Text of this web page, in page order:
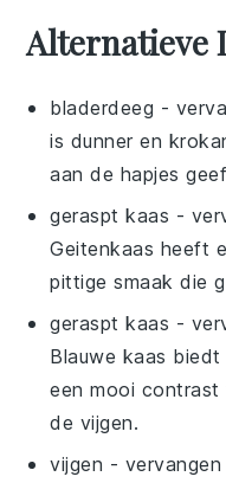
Alternatieve
bladerdeeg -
is dunner en
aan de hapjes
geraspt kaas -
Geitenkaas heeft
pittige smaak die
geraspt kaas -
Blauwe kaas
een mooi
de vijgen.
vijgen -